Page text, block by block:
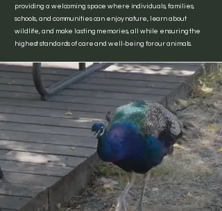
providing a welcoming space where individuals, families,
schools, and communities can enjoy nature, learn about
wildlife, and make lasting memories, all while ensuring the
highest standards of care and well-being for our animals.